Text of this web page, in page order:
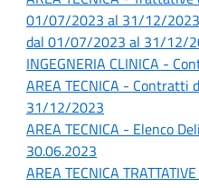
01/07/2023 al 31/12/2023
dal 01/07/2023 al 31/12/
INGEGNERIA CLINICA -
AREA TECNICA -
31/12/2023
AREA TECNICA - Elenco
30.06.2023
AREA TECNICA